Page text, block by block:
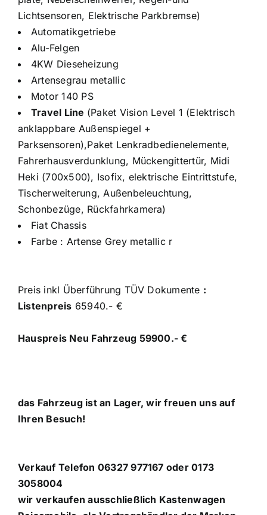
Lichtsensoren, Elektrische Parkbremse)
Automatikgetriebe
Alu-Felgen
4KW Dieseheizung
Artensegrau metallic
Motor 140 PS
Travel Line (Paket Vision Level 1 (Elektrisch
anklappbare Außenspiegel +
Parksensoren),Paket Lenkradbedienelemente,
Fahrerhausverdunklung, Mückengittertür, Midi
Heki (700x500), Isofix, elektrische Eintrittstufe,
Tischerweiterung, Außenbeleuchtung,
Schonbezüge, Rückfahrkamera)
Fiat Chassis
Farbe : Artense Grey metallic r
Preis inkl Überführung TÜV Dokumente :
Listenpreis 65940.- €
Hauspreis Neu Fahrzeug 59900.- €
das Fahrzeug ist an Lager, wir freuen uns auf
Ihren Besuch!
Verkauf Telefon 06327 977167 oder 0173
3058004
wir verkaufen ausschließlich Kastenwagen